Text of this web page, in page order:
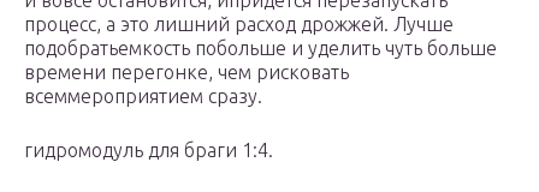
процесс, а это лишний расход дрожжей. Лучше
подобратьемкость побольше и уделить чуть больше
времени перегонке, чем рисковать
всеммероприятием сразу.
гидромодуль для браги 1:4.